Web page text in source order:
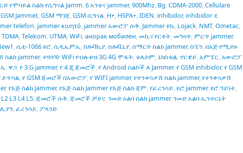
የሞባይል ስልክ የሲግናል Jamm,6 አንቴና jammer,900Mhz, Bg,CDMA-2000,Cellulare
GSM Jammet,GSM ማገጃ,GSM ሲግናል, H+, HSPA+,IDEN, inhibidor, inhibidor ደ
telefon, jammer κινητό, jammer አውሮፓ ሱቅ, Jammer ዩኬ, Lojack, NMT,Ometac,
TDMA,Telekom, UTMA,WiFi,анорак мобилен,መኪና የርቀት,መግዛት,ምርጥ jammer,
,ሲቲ-1066 ዩሮ,ሲዲኤምኤ,ስሎቫኪያ,ስሎቬኒያ,ስማርት ስልክ Jammer,ስፔን,በእጅ የሚያዙ
ስልክ jammer,ተጓጓዥ WiFi የብሉቱዝ 3G 4G ሞፋት,ቴሌኮም, ኔክስቴል,ኖርዌይ,አምፔር,አውሮፓ
,ዋጋ,የ 3 G jammer,የ 4 ጂ ጃመሮች,የ Android ስልኮች ለ Jammer,የ GSM inhibidor,የ GSM
ይጥሳል,የ GSM ጃመሮች በአውሮፓ,የ WIFI jammer,የተንቀሳቃሽ ስልክ jammer,የተንቀሳቃሽ
,የእጅ ስልክ Jammer,የእጅ ስልክ Jammer የእጅ ስልክ ጃም,የፈረንሳይ,ዩሮ jammer,ዩሮ ዓይነት,
L3 L4 L5,ጃመሮች ሱቅ,ጃመሮች ቻይና,ገመድ አልባ ስልክ jammer,ገመድ አልባ ኢንተርኔት
,ፈረንሳይ,ፖላንድ